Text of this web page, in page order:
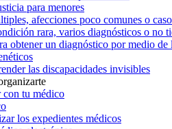
para menores
afecciones poco comunes o
rara, varios diagnósticos o no
obtener un diagnóstico por medio de
las discapacidades invisibles
con tu médico
los expedientes médicos